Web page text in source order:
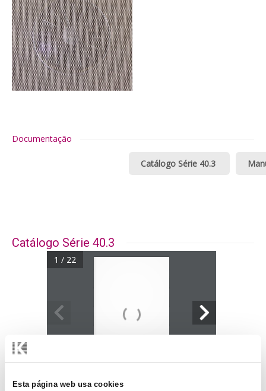
Esta página web usa cookies
Documentação
Catálogo Série 40.3
Catálogo Série 40.3
1 / 22